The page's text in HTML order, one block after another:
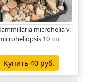
microhelia v.
10 шт
Купить 40 руб.